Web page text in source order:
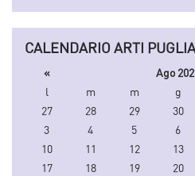
CALENDARIO ARTI PUGLIA
« Ago
l
m m g
27
28 29 30
3
4 5 6
10
11 12 13
17
18 19 20